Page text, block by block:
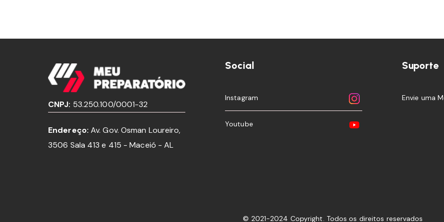
CNPJ: 53.250.100/0001-32
Endereço: Av. Gov. Osman Loureiro,
3506 Sala 413 e 415 - Maceió - AL
Social
Instagram
Youtube
Suporte
Envie uma
© 2021-2024 Copyright. Todos os direitos reservados